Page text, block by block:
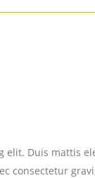
Duis mattis
consectetur